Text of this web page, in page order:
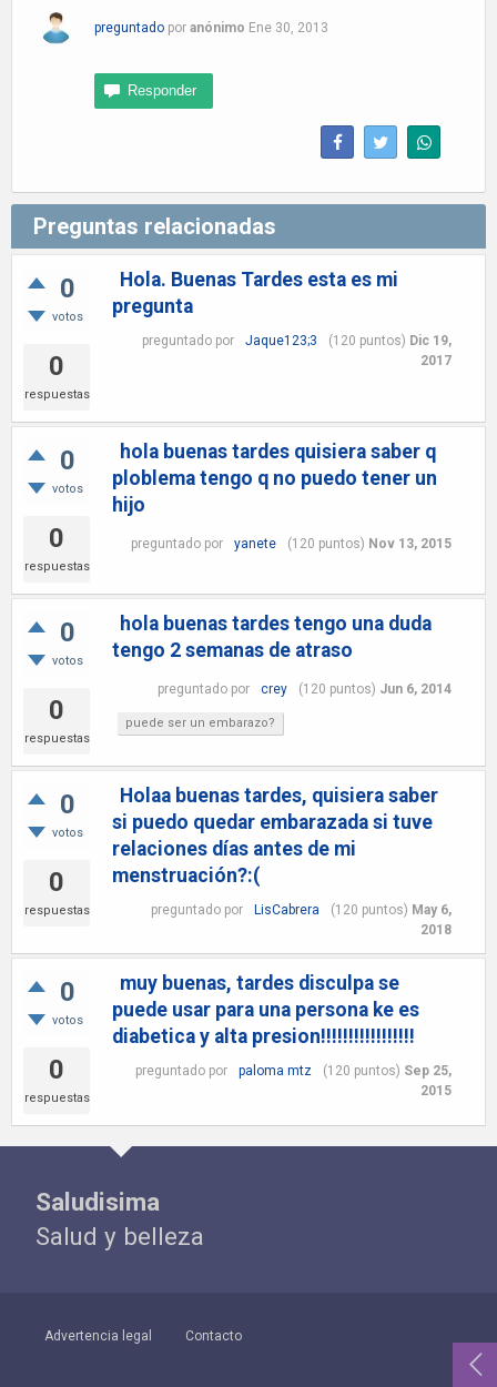
preguntado por anónimo Ene 30, 2013
Preguntas relacionadas
0
votos
0
respuestas
Hola. Buenas Tardes esta es mi
pregunta
preguntado por Jaque123;3 (120 puntos) Dic 19,
2017
0
votos
0
respuestas
hola buenas tardes quisiera saber q
ploblema tengo q no puedo tener un
hijo
preguntado por yanete (120 puntos) Nov 13, 2015
0
votos
0
respuestas
hola buenas tardes tengo una duda
tengo 2 semanas de atraso
preguntado por crey (120 puntos) Jun 6, 2014
puede ser un embarazo?
0
votos
0
respuestas
Holaa buenas tardes, quisiera saber
si puedo quedar embarazada si tuve
relaciones días antes de mi
menstruación?:(
preguntado por LisCabrera (120 puntos) May 6,
2018
0
votos
0
respuestas
muy buenas, tardes disculpa se
puede usar para una persona ke es
diabetica y alta presion!!!!!!!!!!!!!!!!!
preguntado por paloma mtz (120 puntos) Sep 25,
2015
Saludisima
Salud y belleza
Advertencia legal Contacto